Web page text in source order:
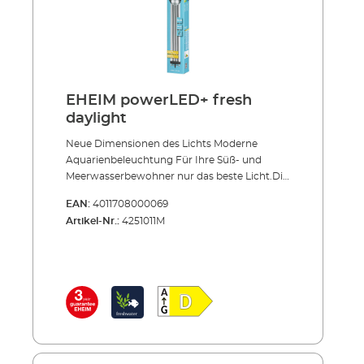
EHEIM powerLED+ fresh
daylight
Neue Dimensionen des Lichts Moderne
Aquarienbeleuchtung Für Ihre Süß- und
Meerwasserbewohner nur das beste Licht.Die
Lichtbedürfnisse von Wasserpflanzen und
Tieren optimal angepasst. Sie ist für Süß-
wenn es um moderne Aquarienbeleuchtung
geht.Von Sonnenlicht-Vollspektrum bis zu
bieten die komplette Bandbreite. Alle
EAN: 4011708000069
Artikel-Nr.: 4251011M